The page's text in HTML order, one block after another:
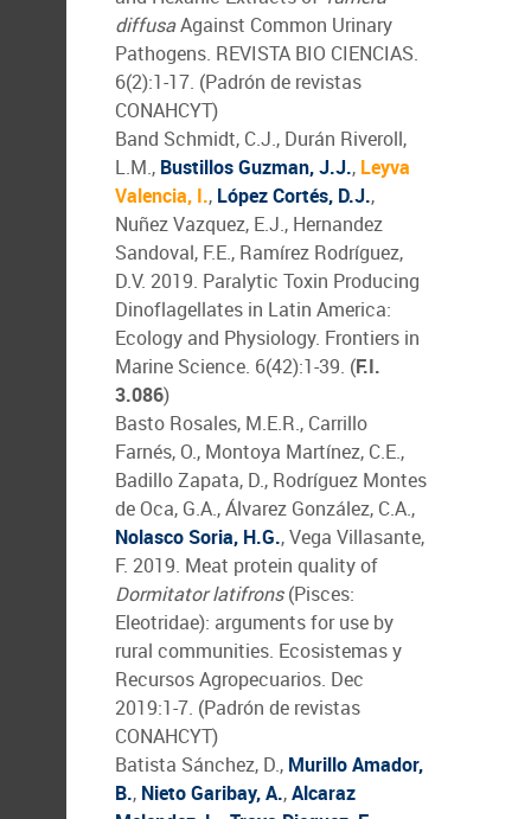
diffusaAgainst Common Urinary
Pathogens. REVISTA BIO CIENCIAS.
6(2):1-17. (Padrón de revistas
CONAHCYT)
Band Schmidt, C.J., Durán Riveroll,
L.M., Bustillos Guzman, J.J., Leyva
Valencia, I., López Cortés, D.J.,
Nuñez Vazquez, E.J., Hernandez
Sandoval, F.E., Ramírez Rodríguez,
D.V. 2019. Paralytic Toxin Producing
Dinoflagellates in Latin America:
Ecology and Physiology. Frontiers in
Marine Science. 6(42):1-39. (F.I.
3.086)
Basto Rosales, M.E.R., Carrillo
Farnés, O., Montoya Martínez, C.E.,
Badillo Zapata, D., Rodríguez Montes
de Oca, G.A., Álvarez González, C.A.,
Nolasco Soria, H.G., Vega Villasante,
F. 2019. Meat protein quality of
Dormitator latifrons(Pisces:
Eleotridae): arguments for use by
rural communities. Ecosistemas y
Recursos Agropecuarios. Dec
2019:1-7. (Padrón de revistas
CONAHCYT)
Batista Sánchez, D., Murillo Amador,
B., Nieto Garibay, A.,Alcaraz